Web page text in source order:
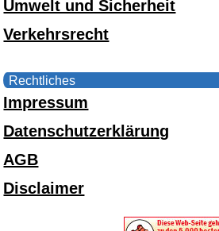
Umwelt und Sicherheit
Verkehrsrecht
Rechtliches
Impressum
Datenschutzerklärung
AGB
Disclaimer